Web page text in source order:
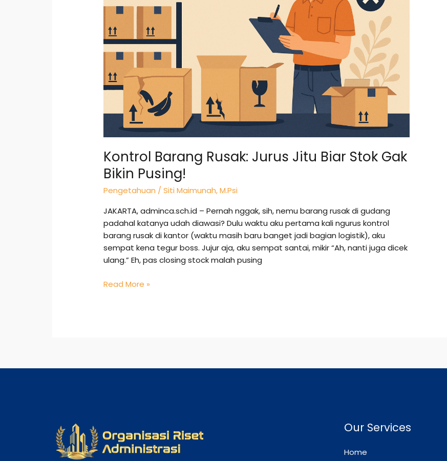
Kontrol Barang Rusak: Jurus Jitu Biar Stok Gak
Bikin Pusing!
Pengetahuan /Siti Maimunah, M.Psi
JAKARTA, adminca.sch.id – Pernah nggak, sih, nemu barang rusak di gudang
padahal katanya udah diawasi? Dulu waktu aku pertama kali ngurus kontrol
barang rusak di kantor (waktu masih baru banget jadi bagian logistik), aku
sempat kena tegur boss. Jujur aja, aku sempat santai, mikir “Ah, nanti juga dicek
ulang.” Eh, pas closing stock malah pusing
Stok
Gak
Bikin
Read More »
Our Services
Home